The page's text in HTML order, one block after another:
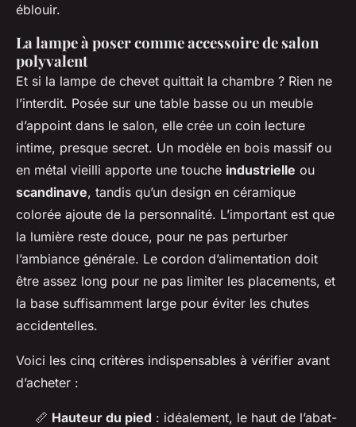
éblouir.
La lampe à poser comme accessoire de salon
polyvalent
Et si la lampe de chevet quittait la chambre ? Rien ne
l’interdit. Posée sur une table basse ou un meuble
d’appoint dans le salon, elle crée un coin lecture
intime, presque secret. Un modèle en bois massif ou
en métal vieilli apporte une touche industrielle ou
scandinave, tandis qu’un design en céramique
colorée ajoute de la personnalité. L’important est que
la lumière reste douce, pour ne pas perturber
l’ambiance générale. Le cordon d’alimentation doit
être assez long pour ne pas limiter les placements, et
la base suffisamment large pour éviter les chutes
accidentelles.
Voici les cinq critères indispensables à vérifier avant
d’acheter :
📏 Hauteur du pied : idéalement, le haut de l’abat-